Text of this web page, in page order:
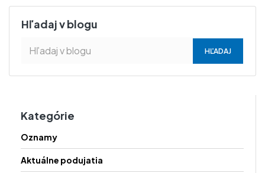
Hľadaj v blogu
Kategórie
Oznamy
Aktuálne podujatia